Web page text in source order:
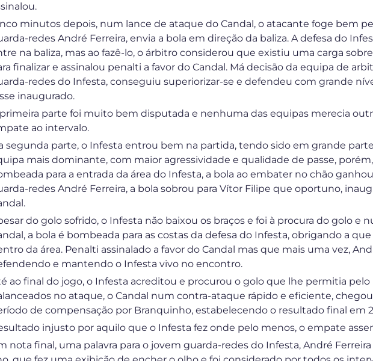
minutos depois, num lance de ataque do Candal, o atacante foge bem
redes André Ferreira, envia a bola em direção da baliza. A defesa do
na baliza, mas ao fazê-lo, o árbitro considerou que existiu uma carga
finalizar e assinalou penalti a favor do Candal. Má decisão da equipa de
redes do Infesta, conseguiu superiorizar-se e defendeu com grande
inaugurado.
parte foi muito bem disputada e nenhuma das equipas merecia
ao intervalo.
segunda parte, o Infesta entrou bem na partida, tendo sido em grande
mais dominante, com maior agressividade e qualidade de passe,
para a entrada da área do Infesta, a bola ao embater no chão
redes André Ferreira, a bola sobrou para Vítor Filipe que oportuno,
do golo sofrido, o Infesta não baixou os braços e foi à procura do golo e
a bola é bombeada para as costas da defesa do Infesta, obrigando a
da área. Penalti assinalado a favor do Candal mas que mais uma vez,
e mantendo o Infesta vivo no encontro.
ao final do jogo, o Infesta acreditou e procurou o golo que lhe permitia
no ataque, o Candal num contra-ataque rápido e eficiente,
de compensação por Branquinho, estabelecendo o resultado final em
injusto por aquilo que o Infesta fez onde pelo menos, o empate
nota final, uma palavra para o jovem guarda-redes do Infesta, André